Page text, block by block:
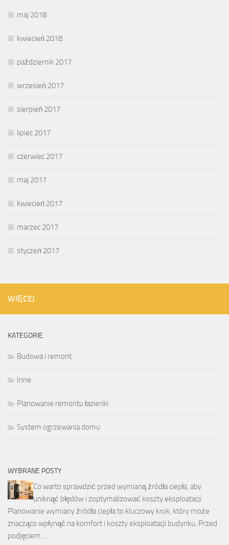
maj 2018
kwiecień 2018
październik 2017
wrzesień 2017
sierpień 2017
lipiec 2017
czerwiec 2017
maj 2017
kwiecień 2017
marzec 2017
styczeń 2017
WIĘCEJ
KATEGORIE
Budowa i remont
Inne
Planowanie remontu łazienki
System ogrzewania domu
WYBRANE POSTY
Co warto sprawdzić przed wymianą źródła ciepła, aby
uniknąć błędów i zoptymalizować koszty eksploatacji
Planowanie wymiany źródła ciepła to kluczowy krok, który może
znacząco wpłynąć na komfort i koszty eksploatacji budynku. Przed
podjęciem …